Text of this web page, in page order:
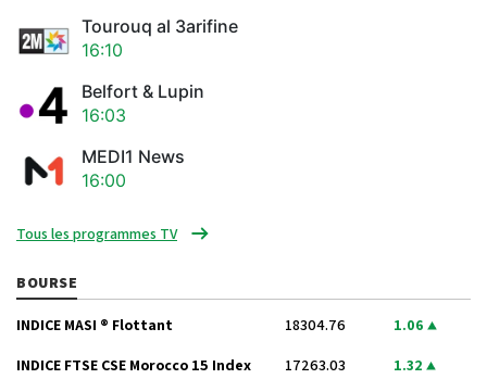
Tourouq al 3arifine
16:10
Belfort & Lupin
16:03
MEDI1 News
16:00
Tous les programmes TV
BOURSE
INDICE MASI ® Flottant 18304.76 1.06
INDICE FTSE CSE Morocco 15 Index 17263.03 1.32